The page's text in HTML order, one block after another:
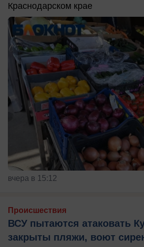
Краснодарском крае
вчера в 15:12
Происшествия
ВСУ пытаются атаковать
закрыты пляжи, воют